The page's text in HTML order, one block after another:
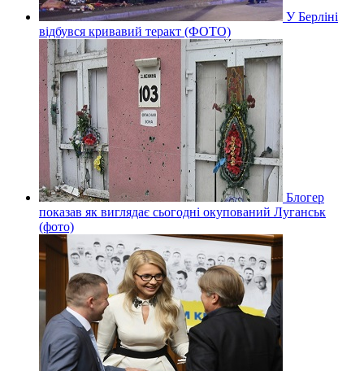
У Берліні
відбувся кривавий теракт (ФОТО)
Блогер
показав як виглядає сьогодні окупований Луганськ
(фото)